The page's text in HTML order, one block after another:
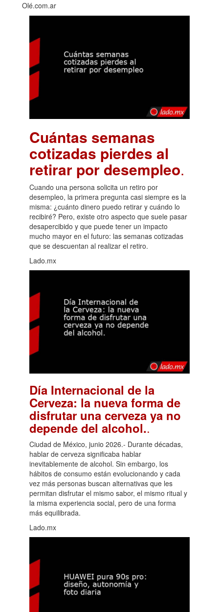
Olé.com.ar
Cuántas semanas
cotizadas pierdes al
retirar por desempleo.
Cuando una persona solicita un retiro por
desempleo, la primera pregunta casi siempre es la
misma: ¿cuánto dinero puedo retirar y cuándo lo
recibiré? Pero, existe otro aspecto que suele pasar
desapercibido y que puede tener un impacto
mucho mayor en el futuro: las semanas cotizadas
que se descuentan al realizar el retiro.
Lado.mx
Día Internacional de la
Cerveza: la nueva forma de
disfrutar una cerveza ya no
depende del alcohol..
Ciudad de México, junio 2026.- Durante décadas,
hablar de cerveza significaba hablar
inevitablemente de alcohol. Sin embargo, los
hábitos de consumo están evolucionando y cada
vez más personas buscan alternativas que les
permitan disfrutar el mismo sabor, el mismo ritual y
la misma experiencia social, pero de una forma
más equilibrada.
Lado.mx